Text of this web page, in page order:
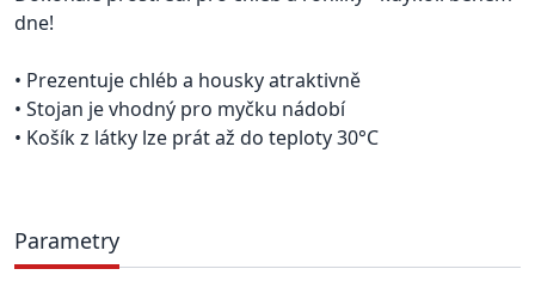
dne!
• Prezentuje chléb a housky atraktivně
• Stojan je vhodný pro myčku nádobí
• Košík z látky lze prát až do teploty 30°C
Parametry